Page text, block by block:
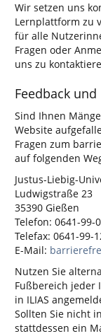
Wir setzen uns
Lernplattform zu
für alle
Fragen oder
uns zu
Feedback
Sind Ihnen
Website
Fragen zum
auf folgenden
Justus-Liebig-
Ludwigstraße 23
35390 Gießen
Telefon: 0641-99-0
Telefax: 0641-99-
E-Mail:
Nutzen Sie
Fußbereich jeder
in ILIAS
Sollten Sie nicht
stattdessen ein